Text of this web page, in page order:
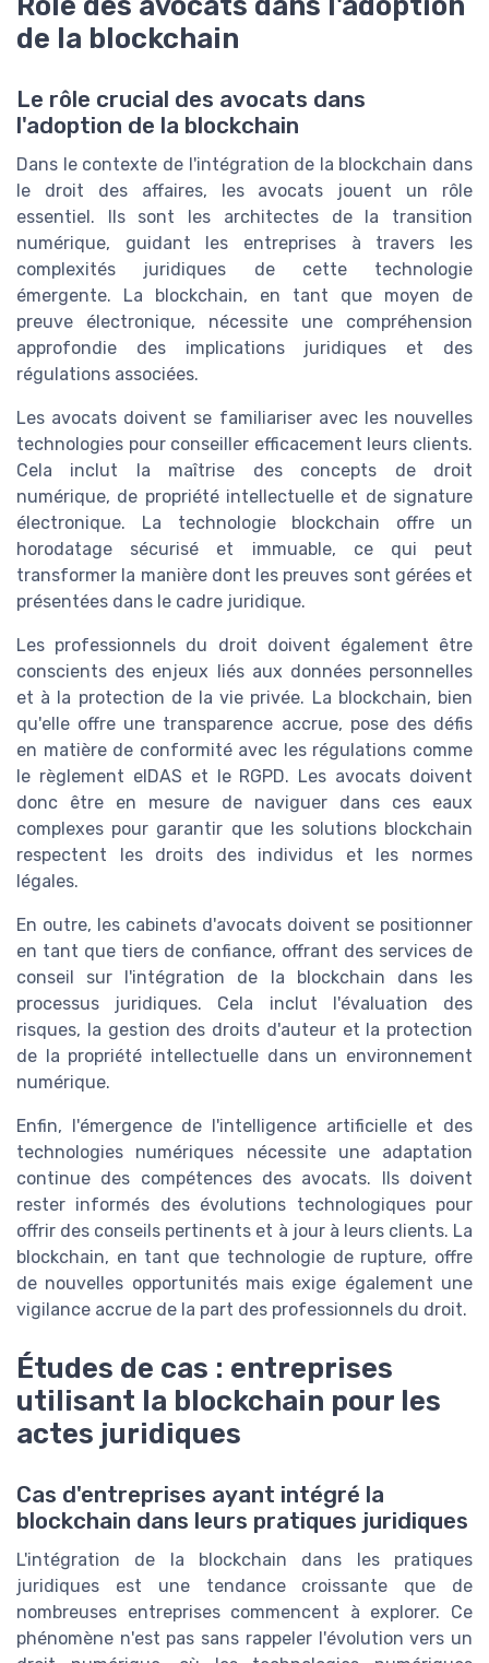
de la blockchain
Le rôle crucial des avocats dans
l'adoption de la blockchain
Dans le contexte de l'intégration de la blockchain dans
le droit des affaires, les avocats jouent un rôle
essentiel. Ils sont les architectes de la transition
numérique, guidant les entreprises à travers les
complexités juridiques de cette technologie
émergente. La blockchain, en tant que moyen de
preuve électronique, nécessite une compréhension
approfondie des implications juridiques et des
régulations associées.
Les avocats doivent se familiariser avec les nouvelles
technologies pour conseiller efficacement leurs clients.
Cela inclut la maîtrise des concepts de droit
numérique, de propriété intellectuelle et de signature
électronique. La technologie blockchain offre un
horodatage sécurisé et immuable, ce qui peut
transformer la manière dont les preuves sont gérées et
présentées dans le cadre juridique.
Les professionnels du droit doivent également être
conscients des enjeux liés aux données personnelles
et à la protection de la vie privée. La blockchain, bien
qu'elle offre une transparence accrue, pose des défis
en matière de conformité avec les régulations comme
le règlement eIDAS et le RGPD. Les avocats doivent
donc être en mesure de naviguer dans ces eaux
complexes pour garantir que les solutions blockchain
respectent les droits des individus et les normes
légales.
En outre, les cabinets d'avocats doivent se positionner
en tant que tiers de confiance, offrant des services de
conseil sur l'intégration de la blockchain dans les
processus juridiques. Cela inclut l'évaluation des
risques, la gestion des droits d'auteur et la protection
de la propriété intellectuelle dans un environnement
numérique.
Enfin, l'émergence de l'intelligence artificielle et des
technologies numériques nécessite une adaptation
continue des compétences des avocats. Ils doivent
rester informés des évolutions technologiques pour
offrir des conseils pertinents et à jour à leurs clients. La
blockchain, en tant que technologie de rupture, offre
de nouvelles opportunités mais exige également une
vigilance accrue de la part des professionnels du droit.
Études de cas : entreprises
utilisant la blockchain pour les
actes juridiques
Cas d'entreprises ayant intégré la
blockchain dans leurs pratiques juridiques
L'intégration de la blockchain dans les pratiques
juridiques est une tendance croissante que de
nombreuses entreprises commencent à explorer. Ce
phénomène n'est pas sans rappeler l'évolution vers un